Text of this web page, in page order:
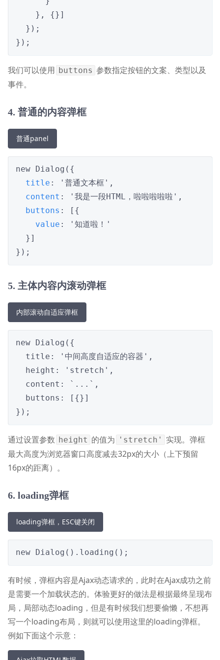
});
我们可以使用 buttons 参数指定按钮的文案、类型以及
事件。
4. 普通的内容弹框
普通panel
new Dialog({
title : '普通文本框',
content : '我是一段HTML，啦啦啦啦啦',
buttons : [{
value : '知道啦！'
});
5. 主体内容内滚动弹框
内部滚动自适应弹框
new Dialog({
});
通过设置参数 height 的值为 'stretch'
实现。弹框
最大高度为浏览器窗口高度减去32px的大小（上下预留
16px的距离）。
6. loading弹框
loading弹框，ESC键关闭
new Dialog().loading();
有时候，弹框内容是Ajax动态请求的，此时在Ajax成功之前
是需要一个加载状态的。体验更好的做法是根据最终呈现布
局，局部动态loading，但是有时候我们想要偷懒，不想再
写一个loading布局，则就可以使用这里的loading弹框。
例如下面这个示意：